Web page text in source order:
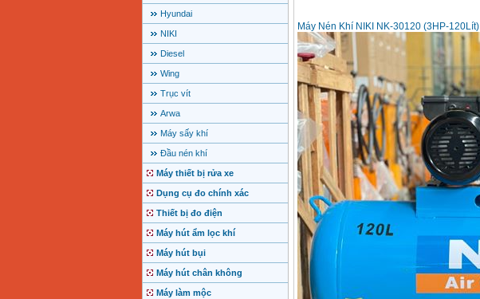
Hyundai
NIKI
Diesel
Wing
Trục vít
Arwa
Máy sấy khí
Đầu nén khí
Máy thiết bị rửa xe
Dụng cụ đo chính xác
Thiết bị đo điện
Máy hút ẩm lọc khí
Máy hút bụi
Máy hút chân không
Máy làm mộc
Máy Nén Khí NIKI NK-30120 (3HP-120Lít)